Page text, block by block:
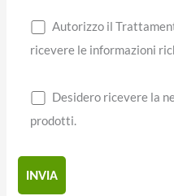
Autorizzo il
ricevere le informazioni
Desidero ricevere la
prodotti.